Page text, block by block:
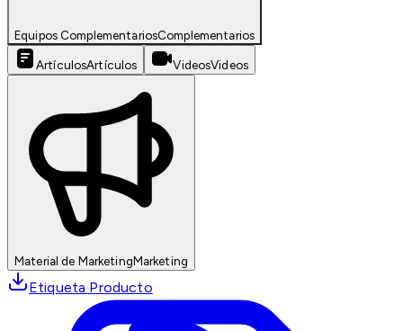
Equipos ComplementariosComplementarios
ArtículosArtículos VideosVideos
Material de MarketingMarketing
Etiqueta Producto